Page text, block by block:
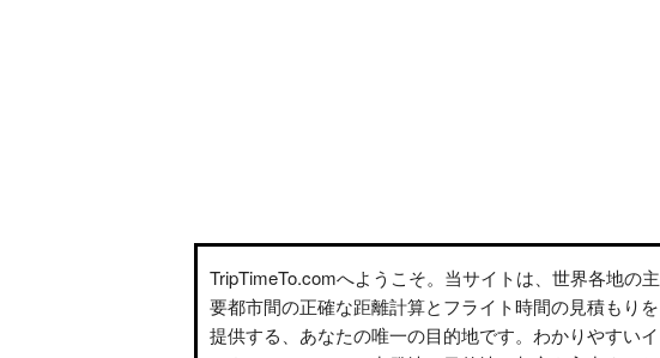
TripTimeTo.comへようこそ。当サイトは、世界各地の主
要都市間の正確な距離計算とフライト時間の見積もりを
提供する、あなたの唯一の目的地です。わかりやすいイ